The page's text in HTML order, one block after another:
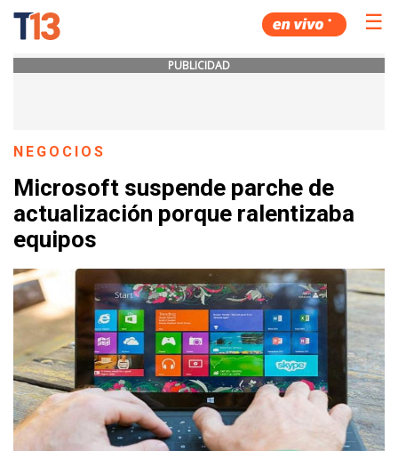
☰
PUBLICIDAD
NEGOCIOS
Microsoft suspende parche de
actualización porque ralentizaba
equipos